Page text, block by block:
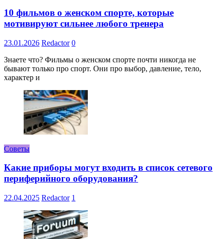
10 фильмов о женском спорте, которые
мотивируют сильнее любого тренера
23.01.2026 Redactor 0
Знаете что? Фильмы о женском спорте почти никогда не
бывают только про спорт. Они про выбор, давление, тело,
характер и
Советы
Какие приборы могут входить в список сетевого
периферийного оборудования?
22.04.2025 Redactor 1